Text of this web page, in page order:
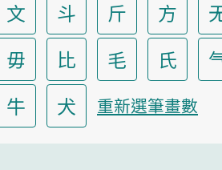
文 斗 斤 方
毋 比 毛 氏
牛 犬 重新選筆畫數